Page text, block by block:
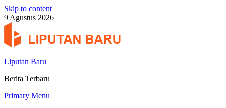
Skip to content
9 Agustus 2026
Liputan Baru
Berita Terbaru
Primary Menu